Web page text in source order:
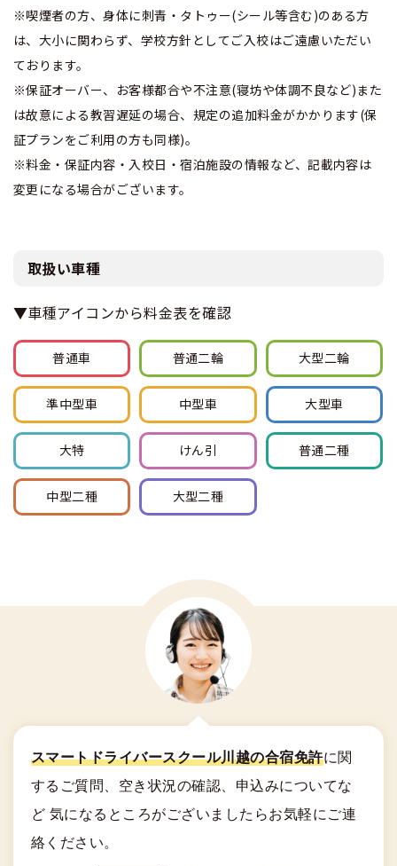
※喫煙者の方、身体に刺青・タトゥー(シール等含む)のある方
は、大小に関わらず、学校方針としてご入校はご遠慮いただい
ております。
※保証オーバー、お客様都合や不注意(寝坊や体調不良など)また
は故意による教習遅延の場合、規定の追加料金がかかります(保
証プランをご利用の方も同様)。
※料金・保証内容・入校日・宿泊施設の情報など、記載内容は
変更になる場合がございます。
取扱い車種
▼車種アイコンから料金表を確認
普通車 普通二輪 大型二輪
準中型車 中型車 大型車
大特 けん引 普通二種
中型二種 大型二種
スマートドライバースクール川越の合宿免許に関
する ご質問、空き状況の確認、申込みについてな
ど 気になるところがございましたらお気軽にご連
絡ください。